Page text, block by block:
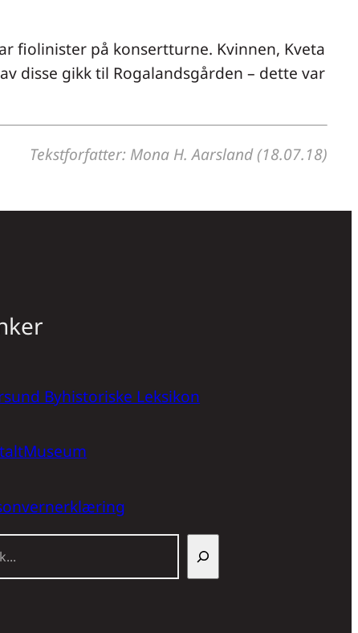
fiolinister på konsertturne. Kvinnen, Kveta
disse gikk til Rogalandsgården – dette var
Tekstforfatter: Mona H. Aarsland (18.07.18)
Byhistoriske Leksikon